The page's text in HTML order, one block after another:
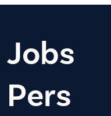
Jobs
Pers